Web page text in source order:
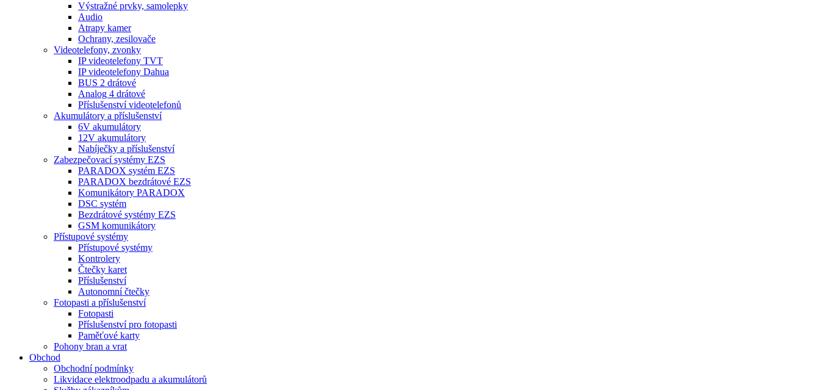
Výstražné prvky, samolepky
Audio
Atrapy kamer
Ochrany, zesilovače
Videotelefony, zvonky
IP videotelefony TVT
IP videotelefony Dahua
BUS 2 drátové
Analog 4 drátové
Příslušenství videotelefonů
Akumulátory a příslušenství
6V akumulátory
12V akumulátory
Nabíječky a příslušenství
Zabezpečovací systémy EZS
PARADOX systém EZS
PARADOX bezdrátové EZS
Komunikátory PARADOX
DSC systém
Bezdrátové systémy EZS
GSM komunikátory
Přístupové systémy
Přístupové systémy
Kontrolery
Čtečky karet
Příslušenství
Autonomní čtečky
Fotopasti a příslušenství
Fotopasti
Příslušenství pro fotopasti
Paměťové karty
Pohony bran a vrat
Obchod
Obchodní podmínky
Likvidace elektroodpadu a akumulátorů